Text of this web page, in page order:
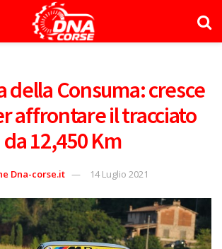
della Consuma: cresce
affrontare il tracciato
da 12,450 Km
Dna-corse.it 14 Luglio 2021